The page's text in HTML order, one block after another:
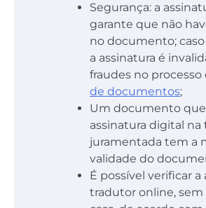
Segurança: a
garante que não
no documento;
a assinatura é
fraudes no processo
de documentos;
Um documento
assinatura digital na
juramentada tem a
validade do
É possível verificar a
tradutor online, sem